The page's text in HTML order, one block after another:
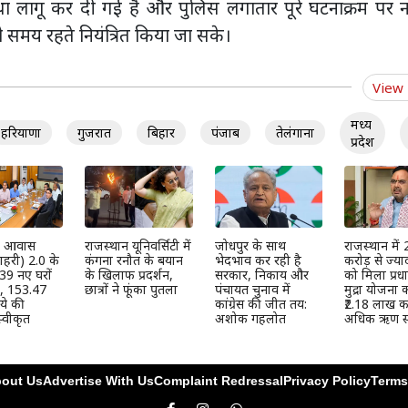
लागू कर दी गई है और पुलिस लगातार पूरे घटनाक्रम पर
रहते नियंत्रित किया जा सके।
हरियाणा गुजरात बिहार पंजाब तेलंगाना
मध्य
प्रदेश
आवास
2.0 के
नए घरों
153.47
की
राजस्थान यूनिवर्सिटी में
कंगना रनौत के बयान
के खिलाफ प्रदर्शन,
छात्रों ने फूंका पुतला
जोधपुर के साथ
भेदभाव कर रही है
सरकार, निकाय और
पंचायत चुनाव में
कांग्रेस की जीत तय:
अशोक गहलोत
राजस्थान में
करोड़ से
को मिला
मुद्रा योजना
₹2.18 लाख
अधिक ऋण
UsAdvertise With UsComplaint RedressalPrivacy Policy